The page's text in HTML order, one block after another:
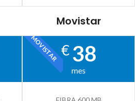
Movistar
MOVISTAR€38
mes